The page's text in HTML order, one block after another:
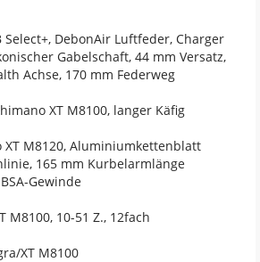
Select+, DebonAir Luftfeder, Charger
Gabelschaft, 44 mm Versatz,
Achse, 170 mm Federweg
XT M8100, langer Käfig
XT M8120, Aluminiumkettenblatt
165 mm Kurbelarmlänge
Gewinde
M8100, 10-51 Z., 12fach
XT M8100